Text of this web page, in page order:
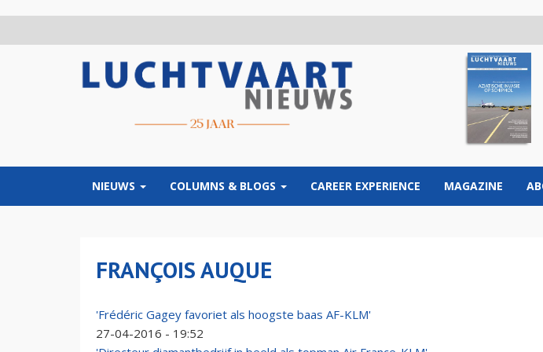
NIEUWS COLUMNS & BLOGS CAREER EXPERIENCE MAGAZINE
FRANÇOIS AUQUE
'Frédéric Gagey favoriet als hoogste baas AF-KLM'
27-04-2016 - 19:52